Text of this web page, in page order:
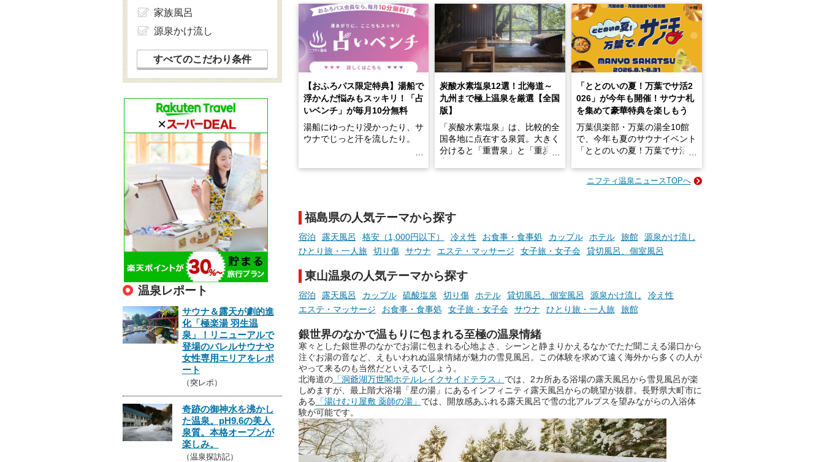
【おふろパス限定特典】湯船で
浮かんだ悩みもスッキリ！「占
いベンチ」が毎月10分無料
湯船にゆったり浸かったり、サ
ウナでじっと汗を流したり。
っとした悩み」が、頭に浮かん
でくることはありませんか？
お風呂でリラックスしているか
らこそ向き合える、大切な自分
の本音。
りの温まった心のまま相談でき
たら素敵ですよね。
ニフティ温泉の「占いベンチ」
は、そんなあなたの心のつぶや
きをプロの占い師に相談するこ
とができるサービスです。
炭酸水素塩泉12選！北海道～
九州まで極上温泉を厳選【全国
版】
「炭酸水素塩泉」は、比較的全
国各地に点在する泉質。大きく
分けると「重曹泉」と「重炭酸
す。
今回は筆者自ら入浴した中か
ら、日本各地にある炭酸水素塩
日帰り入浴可能で、源泉かけ流
しと泉質の良さにこだわりつ
つ、万人におすすめしたい施設
を厳選しました。
「ととのいの夏！万葉でサ活2
026」が今年も開催！サウナ札
を集めて豪華特典を楽しもう
万葉倶楽部・万葉の湯全10館
で、今年も夏のサウナイベント
「ととのいの夏！万葉でサ活2
2026年8月1日（土）～8月31
札」を集めることで、オリジナ
ルグッズや無料券などの特典と
交換可能。
ュやアウフグースなど、サウナ
好きにはたまらない多彩なイベ
ントも予定されています。ぜひ
───
提供元：万葉倶楽部株式会社
この記事は万葉倶楽部株式会社
のPR記事です。
ニフティ温泉ニュースTOPへ
福島県の人気テーマから探す
宿泊 露天風呂 格安（1,000円以下） 冷え性 お食事・食事処 カップル ホテル 旅館
源泉かけ流し
ひとり旅・一人旅
切り傷 サウナ エステ・マッサージ 女子旅・女子会 貸切風呂、個室風呂
東山温泉の人気テーマから探す
宿泊 露天風呂 カップル 硫酸塩泉 切り傷 ホテル 貸切風呂、個室風呂 源泉かけ流し
冷え性
エステ・マッサージ
お食事・食事処 女子旅・女子会 サウナ ひとり旅・一人旅 旅館
銀世界のなかで温もりに包まれる至極の温泉情緒
寒々とした銀世界のなかでお湯に包まれる心地よさ、シーンと静まりかえるなかでただ聞こえる湯口から
注ぐお湯の音など、えもいわれぬ温泉情緒が魅力の雪見風呂。この体験を求めて遠く海外から多くの人が
やって来るのも当然だといえるでしょう。
北海道の「洞爺湖万世閣ホテルレイクサイドテラス」 では、2カ所ある浴場の露天風呂から雪見風呂が楽
しめますが、最上階大浴場「星の湯」にあるインフィニティ露天風呂からの眺望が抜群。長野県大町市に
ある 「湯けむり屋敷 薬師の湯」 では、開放感あふれる露天風呂で雪の北アルプスを望みながらの入浴体
験が可能です。
家族風呂
源泉かけ流し
すべてのこだわり条件
温泉レポート
サウナ＆露天が劇的進
化「極楽湯 羽生温
泉」！リニューアルで
登場のバレルサウナや
女性専用エリアをレポ
ート
（突レポ）
奇跡の御神水を沸かし
た温泉。pH9.6の美人
泉質。本格オープンが
楽しみ。
（温泉探訪記）